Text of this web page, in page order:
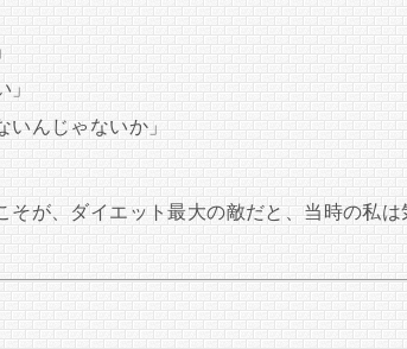
」
いんじゃないか」
そが、ダイエット最大の敵だと、当時の私は